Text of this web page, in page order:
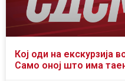
Кој оди на екскурзија
Само оној што има